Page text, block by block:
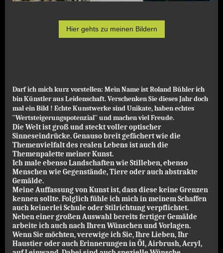
Hier gehts zu meinen Bildern
Darf ich mich kurz vorstellen: Mein Name ist Roland Bühler ich
bin Künstler aus Leidenschaft. Verschenken Sie dieses Jahr doch
mal ein Bild ! Echte Kunstwerke sind Unikate, haben echtes
``Wertsteigerungspotenzial`` und machen viel Freude.
Die Welt ist groß und steckt voller optischer
Sinneseindrücke. Genauso breit gefächert wie die
Themenvielfalt des realen Lebens ist auch die
Themenpalette meiner Kunst.
Ich male ebenso Landschaften wie Stilleben, ebenso
Menschen wie Gegenstände, Tiere oder auch abstrakte
Gemälde.
Meine Auffassung von Kunst ist, dass diese keine Grenzen
kennen sollte. Folglich fühle ich mich in meinem Schaffen
auch keinerlei Schule oder Stilrichtung verpflichtet.
Neben einer großen Auswahl bereits fertiger Gemälde
arbeite ich auch nach Ihren Wünschen und Vorlagen.
Wenn Sie möchten, verewige ich Sie, Ihre Lieben, Ihr
Haustier oder auch Erinnerungen in Öl, Airbrush, Acryl,